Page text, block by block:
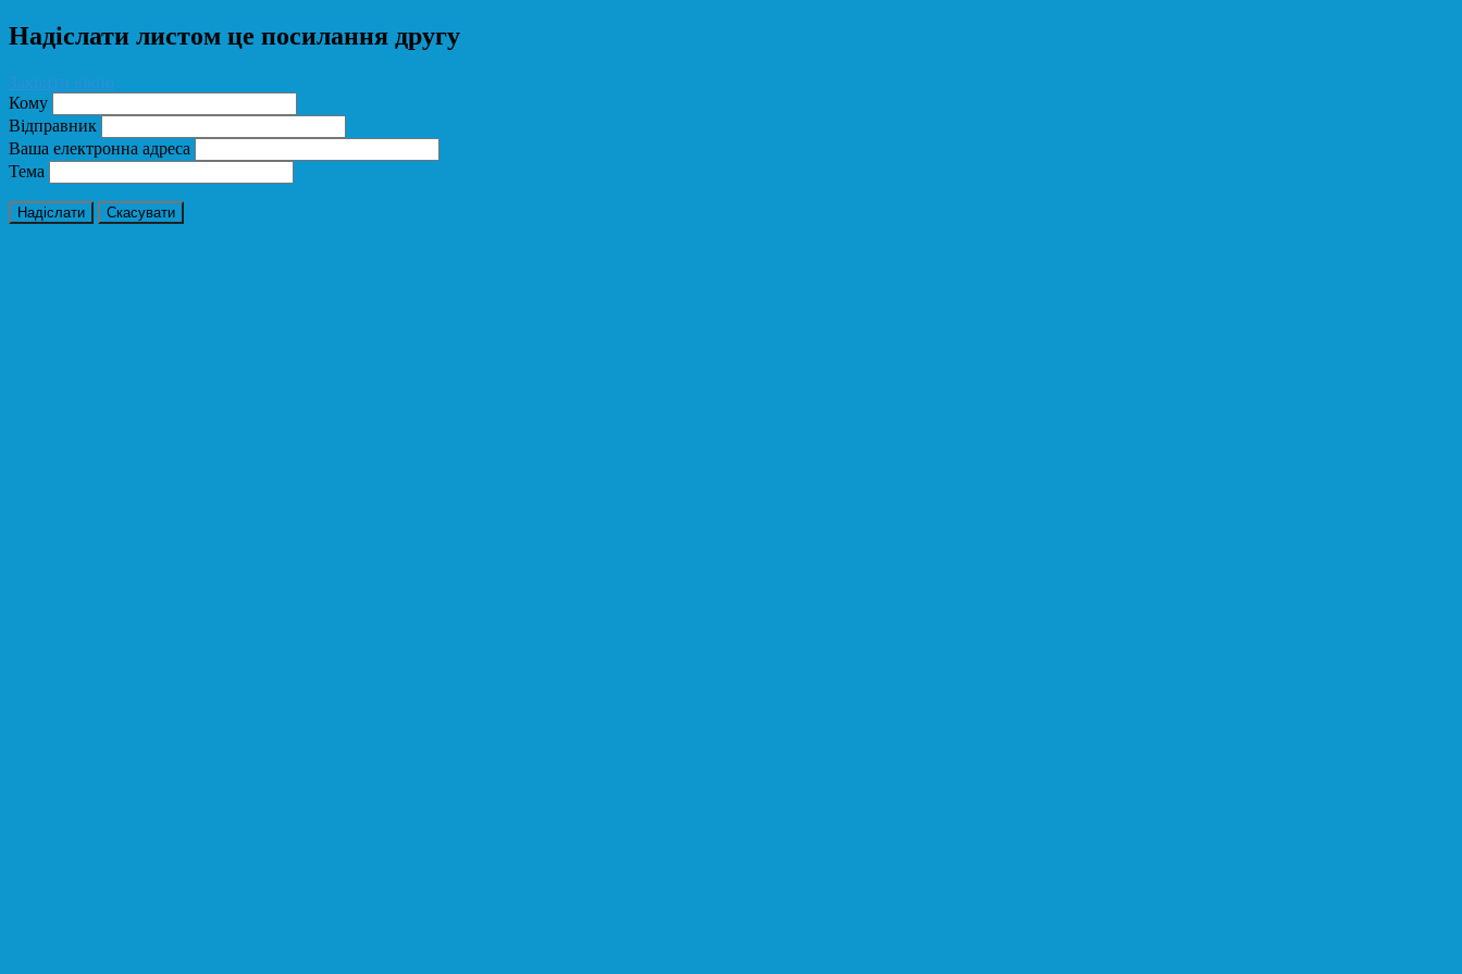
Надіслати листом це посилання другу
Закрити вікно
Кому
Відправник
Ваша електронна адреса
Тема
Надіслати Скасувати